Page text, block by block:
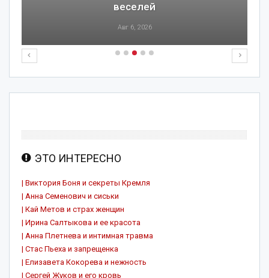
веселей
Авг 6, 2026
ЭТО ИНТЕРЕСНО
| Виктория Боня и секреты Кремля
| Анна Семенович и сиськи
| Кай Метов и страх женщин
| Ирина Салтыкова и ее красота
| Анна Плетнева и интимная травма
| Стас Пьеха и запрещенка
| Елизавета Кокорева и нежность
| Сергей Жуков и его кровь